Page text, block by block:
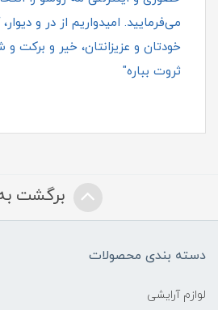
می‌فرمایید. امیدواریم از در و
خودتان و عزیزانتان، خیر و برکت
ثروت بباره"
برگشت به
دسته بندی محصولات
لوازم آرایشی